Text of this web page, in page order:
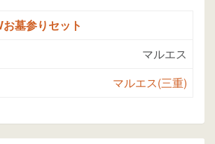
墓参りセット
マルエス
マルエス(三重)